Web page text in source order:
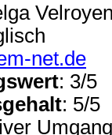
Velroyen
net.de
: 3/5
: 5/5